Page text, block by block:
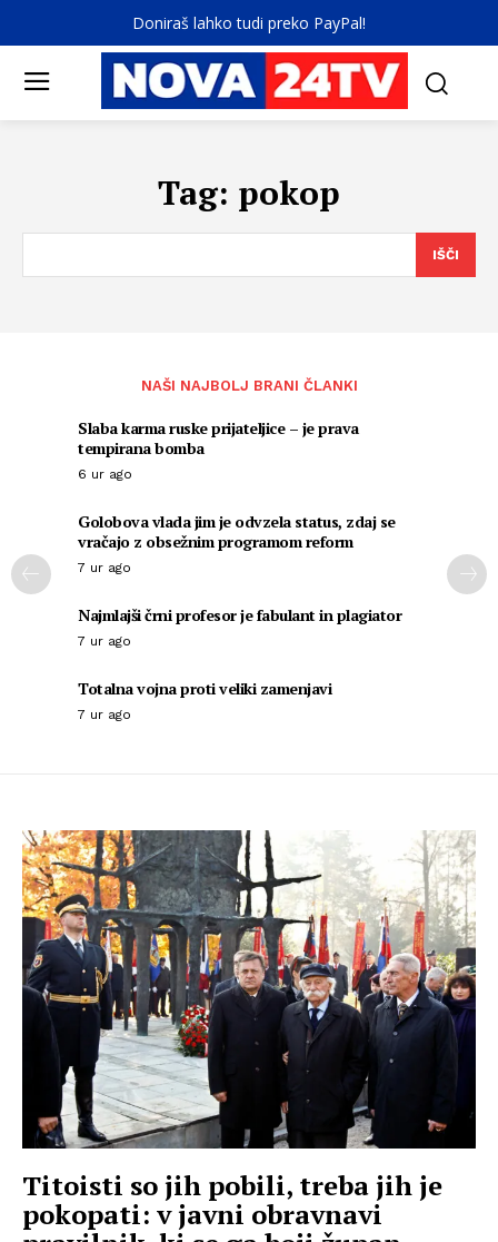
Doniraš lahko tudi preko PayPal!
Tag: pokop
IŠČI
NAŠI NAJBOLJ BRANI ČLANKI
Slaba karma ruske prijateljice – je prava
tempirana bomba
6 ur ago
Golobova vlada jim je odvzela status, zdaj se
vračajo z obsežnim programom reform
7 ur ago
Najmlajši črni profesor je fabulant in plagiator
7 ur ago
Totalna vojna proti veliki zamenjavi
7 ur ago
Titoisti so jih pobili, treba jih je
pokopati: v javni obravnavi